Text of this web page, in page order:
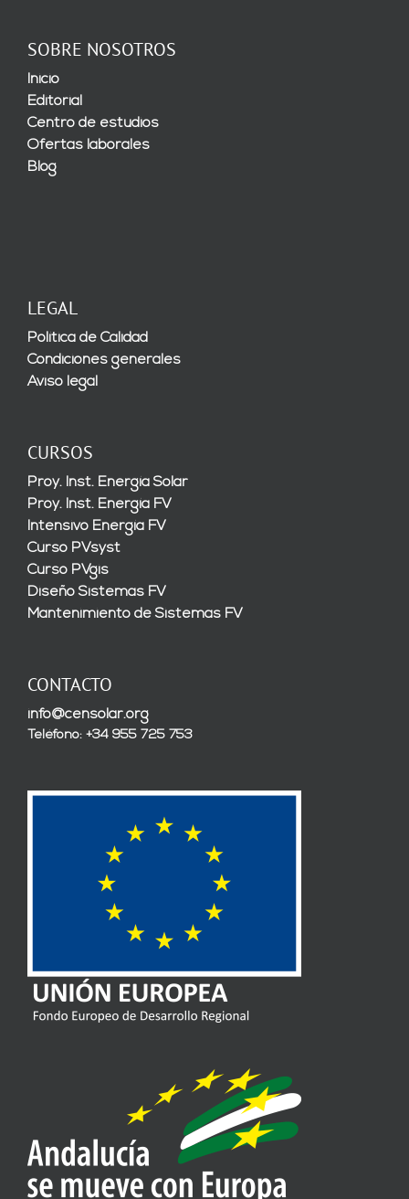
SOBRE NOSOTROS
Inicio
Editorial
Centro de estudios
Ofertas laborales
Blog
LEGAL
Política de Calidad
Condiciones generales
Aviso legal
CURSOS
Proy. Inst. Energía Solar
Proy. Inst. Energía FV
Intensivo Energía FV
Curso PVsyst
Curso PVgis
Diseño Sistemas FV
Mantenimiento de Sistemas FV
CONTACTO
info@censolar.org
Teléfono: +34 955 725 753